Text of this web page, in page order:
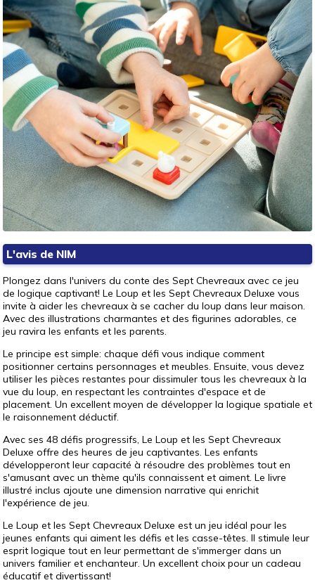
L'avis de NIM
Plongez dans l'univers du conte des Sept Chevreaux avec ce jeu
de logique captivant! Le Loup et les Sept Chevreaux Deluxe vous
invite à aider les chevreaux à se cacher du loup dans leur maison.
Avec des illustrations charmantes et des figurines adorables, ce
jeu ravira les enfants et les parents.
Le principe est simple: chaque défi vous indique comment
positionner certains personnages et meubles. Ensuite, vous devez
utiliser les pièces restantes pour dissimuler tous les chevreaux à la
vue du loup, en respectant les contraintes d'espace et de
placement. Un excellent moyen de développer la logique spatiale et
le raisonnement déductif.
Avec ses 48 défis progressifs, Le Loup et les Sept Chevreaux
Deluxe offre des heures de jeu captivantes. Les enfants
développeront leur capacité à résoudre des problèmes tout en
s'amusant avec un thème qu'ils connaissent et aiment. Le livre
illustré inclus ajoute une dimension narrative qui enrichit
l'expérience de jeu.
Le Loup et les Sept Chevreaux Deluxe est un jeu idéal pour les
jeunes enfants qui aiment les défis et les casse-têtes. Il stimule leur
esprit logique tout en leur permettant de s'immerger dans un
univers familier et enchanteur. Un excellent choix pour un cadeau
éducatif et divertissant!